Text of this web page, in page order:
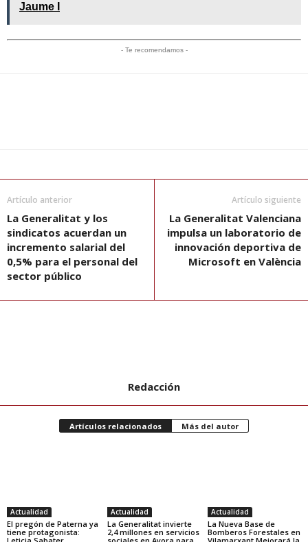
Jaume I
- Te recomendamos -
Artículo anterior
La Generalitat y los
sindicatos acuerdan un
incremento salarial del
0,5% para el personal del
sector público
Artículo siguiente
La Generalitat Valenciana
impulsa un laboratorio de
innovación deportiva de
Microsoft en València
Redacción
Artículos relacionados Más del autor
Actualidad
El pregón de Paterna ya
tiene protagonista:
Actualidad
La Generalitat invierte
2,4 millones en servicios
Actualidad
La Nueva Base de
Bomberos Forestales en